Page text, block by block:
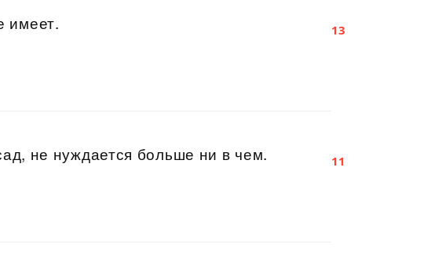
имеет. 13
не нуждается больше ни в чем. 11